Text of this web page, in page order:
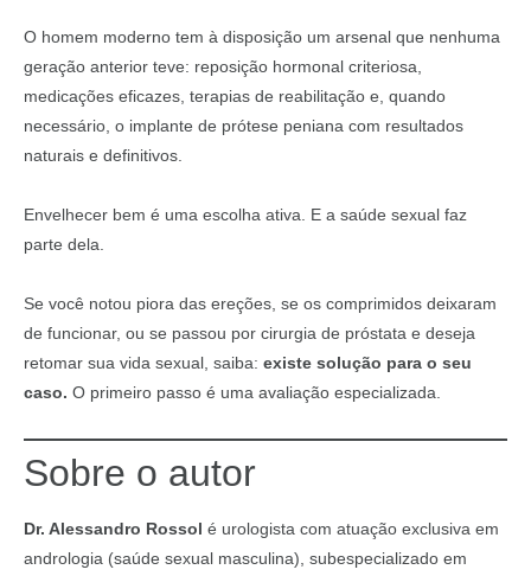
O homem moderno tem à disposição um arsenal que nenhuma
geração anterior teve: reposição hormonal criteriosa,
medicações eficazes, terapias de reabilitação e, quando
necessário, o implante de prótese peniana com resultados
naturais e definitivos.
Envelhecer bem é uma escolha ativa. E a saúde sexual faz
parte dela.
Se você notou piora das ereções, se os comprimidos deixaram
de funcionar, ou se passou por cirurgia de próstata e deseja
retomar sua vida sexual, saiba: existe solução para o seu
caso. O primeiro passo é uma avaliação especializada.
Sobre o autor
Dr. Alessandro Rossol é urologista com atuação exclusiva em
andrologia (saúde sexual masculina), subespecializado em